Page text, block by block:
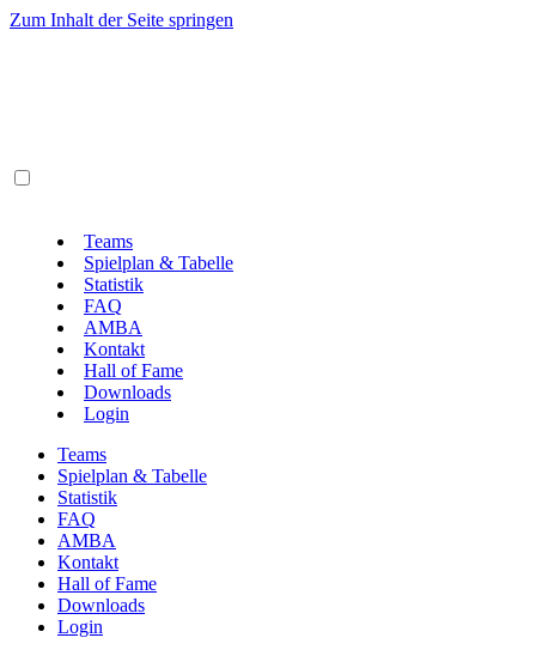
Zum Inhalt der Seite springen
Teams
Spielplan & Tabelle
Statistik
FAQ
AMBA
Kontakt
Hall of Fame
Downloads
Login
Teams
Spielplan & Tabelle
Statistik
FAQ
AMBA
Kontakt
Hall of Fame
Downloads
Login